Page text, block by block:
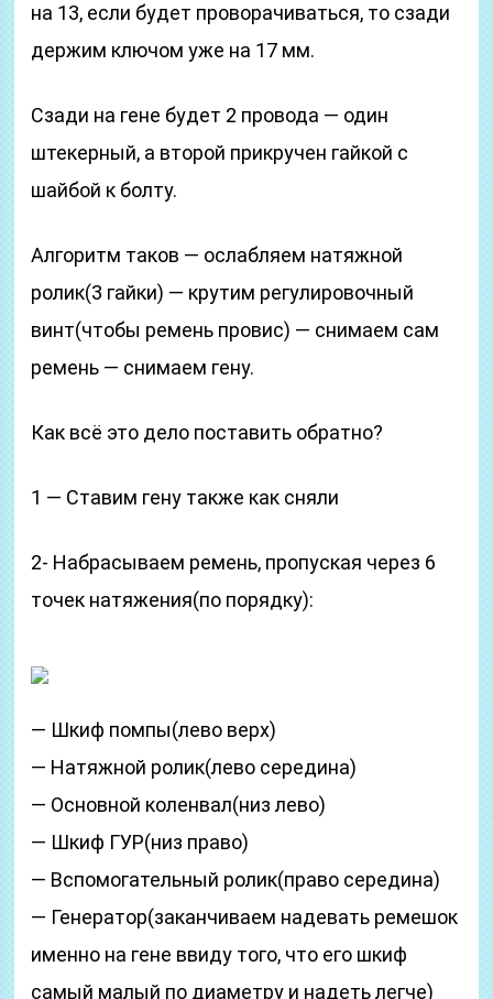
на 13, если будет проворачиваться, то сзади
держим ключом уже на 17 мм.
Сзади на гене будет 2 провода — один
штекерный, а второй прикручен гайкой с
шайбой к болту.
Алгоритм таков — ослабляем натяжной
ролик(3 гайки) — крутим регулировочный
винт(чтобы ремень провис) — снимаем сам
ремень — снимаем гену.
Как всё это дело поставить обратно?
1 — Ставим гену также как сняли
2- Набрасываем ремень, пропуская через 6
точек натяжения(по порядку):
— Шкиф помпы(лево верх)
— Натяжной ролик(лево середина)
— Основной коленвал(низ лево)
— Шкиф ГУР(низ право)
— Вспомогательный ролик(право середина)
— Генератор(заканчиваем надевать ремешок
именно на гене ввиду того, что его шкиф
самый малый по диаметру и надеть легче)